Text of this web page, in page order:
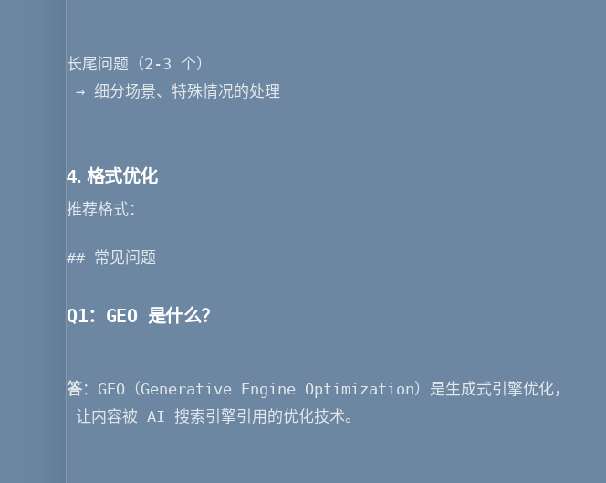
长尾问题（2-3 个）
→ 细分场景、特殊情况的处理
4. 格式优化
推荐格式：
## 常见问题
Q1：GEO 是什么？
答：GEO（Generative Engine Optimization）是生成式引擎优化，
让内容被 AI 搜索引擎引用的优化技术。